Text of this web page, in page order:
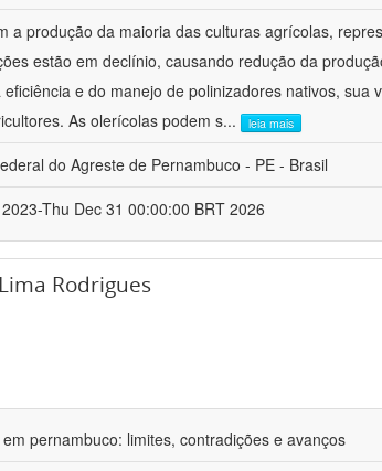
a produção da maioria das culturas agrícolas,
estão em declínio, causando redução da
e do manejo de polinizadores nativos, sua
As olerícolas podem s... leia mais
do Agreste de Pernambuco - PE - Brasil
Thu Dec 31 00:00:00 BRT 2026
Rodrigues
pernambuco: limites, contradições e avanços